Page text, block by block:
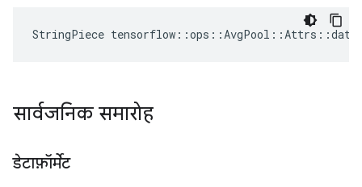
StringPiece
सार्वजनिक समारोह
डेटाफ़ॉर्मेट